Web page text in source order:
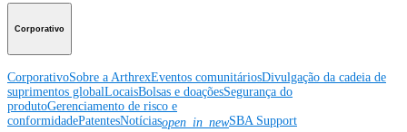
Corporativo
CorporativoSobre a ArthrexEventos comunitáriosDivulgação da cadeia de
suprimentos globalLocaisBolsas e doaçõesSegurança do
produtoGerenciamento de risco e
conformidadePatentesNotíciasopen_in_newSBA Support